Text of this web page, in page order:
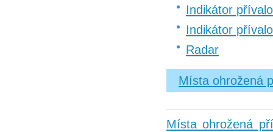
Indikátor
Indikátor
Radar
Místa ohrožená
Místa ohrožená